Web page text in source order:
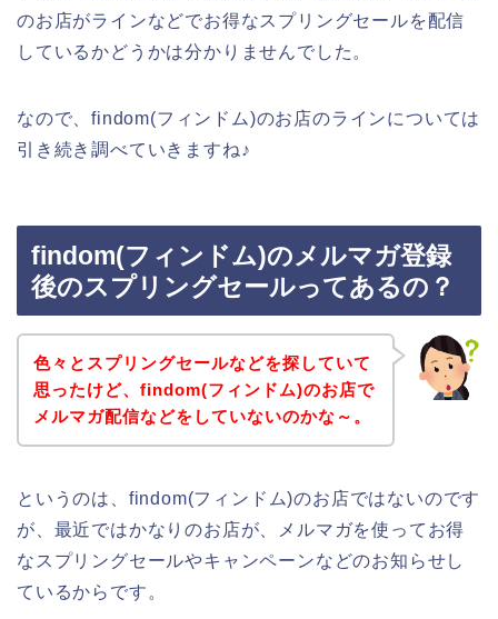
のお店がラインなどでお得なスプリングセールを配信
しているかどうかは分かりませんでした。
なので、findom(フィンドム)のお店のラインについては
引き続き調べていきますね♪
findom(フィンドム)のメルマガ登録
後のスプリングセールってあるの？
色々とスプリングセールなどを探していて
思ったけど、findom(フィンドム)のお店で
メルマガ配信などをしていないのかな～。
というのは、findom(フィンドム)のお店ではないのです
が、最近ではかなりのお店が、メルマガを使ってお得
なスプリングセールやキャンペーンなどのお知らせし
ているからです。